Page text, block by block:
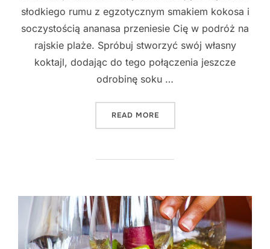
słodkiego rumu z egzotycznym smakiem kokosa i
soczystością ananasa przeniesie Cię w podróż na
rajskie plaże. Spróbuj stworzyć swój własny
koktajl, dodając do tego połączenia jeszcze
odrobinę soku …
READ MORE"NIEZWYKŁE POŁĄCZENIA